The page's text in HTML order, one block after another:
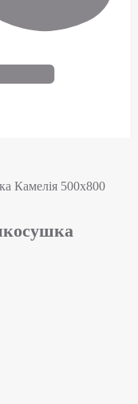
Камелія 500х800